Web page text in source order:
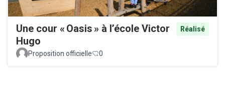
Une cour « Oasis » à l’école Victor
Hugo
Réalisé
Proposition officielle 0